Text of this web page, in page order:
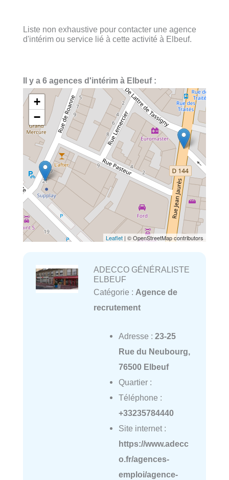
Liste non exhaustive pour contacter une agence
d'intérim ou service lié à cette activité à Elbeuf.
Il y a 6 agences d'intérim à Elbeuf :
+
−
Leaflet | © OpenStreetMap contributors
ADECCO GÉNÉRALISTE
ELBEUF
Catégorie : Agence de
recrutement
Adresse : 23-25
Rue du Neubourg,
76500 Elbeuf
Quartier :
Téléphone :
+33235784440
Site internet :
https://www.adecc
o.fr/agences-
emploi/agence-